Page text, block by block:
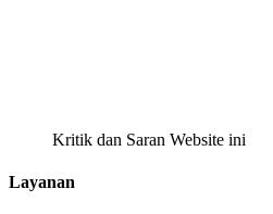
Kritik dan Saran Website ini
Layanan